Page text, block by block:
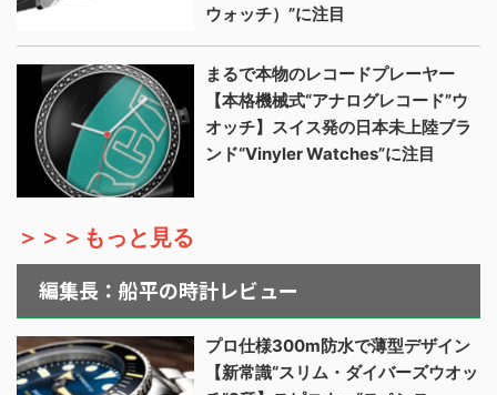
ウォッチ）”に注目
まるで本物のレコードプレーヤー
【本格機械式“アナログレコード”ウ
オッチ】スイス発の日本未上陸ブラ
ンド“Vinyler Watches”に注目
＞＞＞もっと見る
編集長：船平の時計レビュー
プロ仕様300m防水で薄型デザイン
【新常識“スリム・ダイバーズウオッ